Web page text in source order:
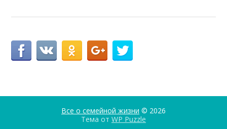
Все о семейной жизни © 2026
Тема от WP Puzzle